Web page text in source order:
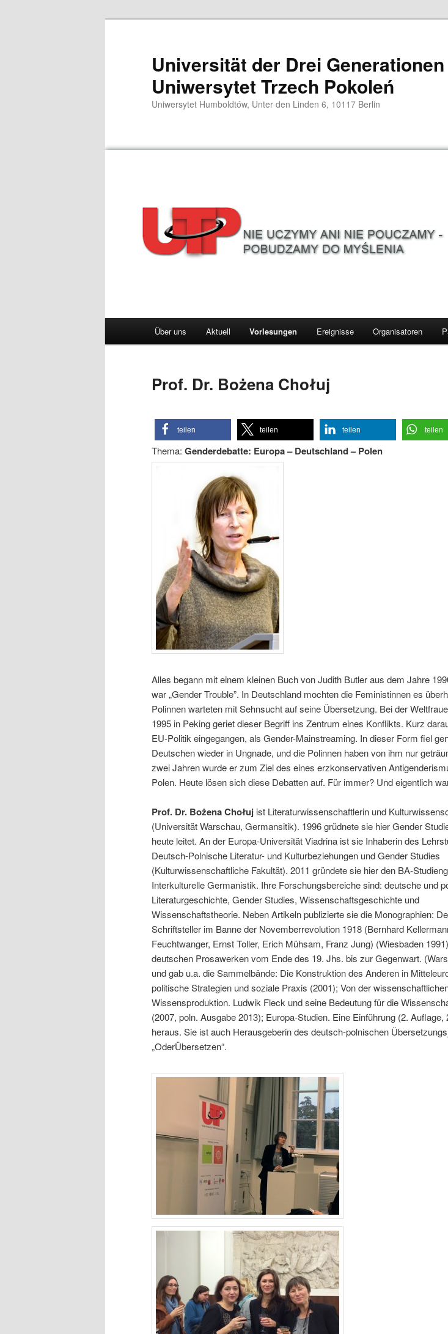
Universität der Drei Generationen
Uniwersytet Trzech Pokoleń
Uniwersytet Humboldtów, Unter den Linden 6, 10117 Berlin
Über uns Aktuell Vorlesungen Ereignisse Organisatoren
Prof. Dr. Bożena Chołuj
teilen teilen teilen teilen
Thema: Genderdebatte: Europa – Deutschland – Polen
Alles begann mit einem kleinen Buch von Judith Butler aus dem Jahre
war „Gender Trouble”. In Deutschland mochten die Feministinnen es
Polinnen warteten mit Sehnsucht auf seine Übersetzung. Bei der
1995 in Peking geriet dieser Begriff ins Zentrum eines Konflikts. Kurz
EU-Politik eingegangen, als Gender-Mainstreaming. In dieser Form fiel
Deutschen wieder in Ungnade, und die Polinnen haben von ihm nur
zwei Jahren wurde er zum Ziel des eines erzkonservativen
Polen. Heute lösen sich diese Debatten auf. Für immer? Und eigentlich
Prof. Dr. Bożena Chołuj ist Literaturwissenschaftlerin und
(Universität Warschau, Germansitik). 1996 grüdnete sie hier Gender
heute leitet. An der Europa-Universität Viadrina ist sie Inhaberin des
Deutsch-Polnische Literatur- und Kulturbeziehungen und Gender Studies
(Kulturwissenschaftliche Fakultät). 2011 gründete sie hier den BA-
Interkulturelle Germanistik. Ihre Forschungsbereiche sind: deutsche und
Literaturgeschichte, Gender Studies, Wissenschaftsgeschichte und
Wissenschaftstheorie. Neben Artikeln publizierte sie die Monographien:
Schriftsteller im Banne der Novemberrevolution 1918 (Bernhard
Feuchtwanger, Ernst Toller, Erich Mühsam, Franz Jung) (Wiesbaden
deutschen Prosawerken vom Ende des 19. Jhs. bis zur Gegenwart.
und gab u.a. die Sammelbände: Die Konstruktion des Anderen in
politische Strategien und soziale Praxis (2001); Von der
Wissensproduktion. Ludwik Fleck und seine Bedeutung für die
(2007, poln. Ausgabe 2013); Europa-Studien. Eine Einführung (2. Auflage,
heraus. Sie ist auch Herausgeberin des deutsch-polnischen
„OderÜbersetzen“.